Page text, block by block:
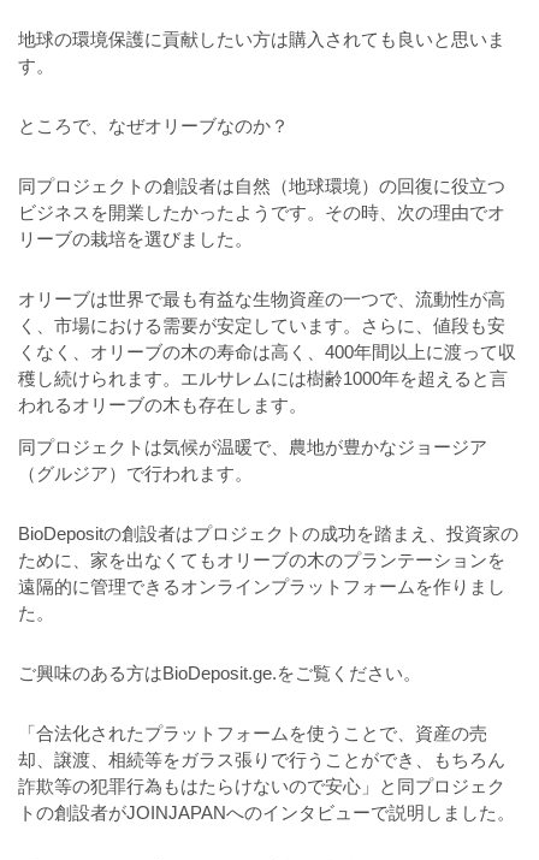
地球の環境保護に貢献したい方は購入されても良いと思いま
す。
ところで、なぜオリーブなのか？
同プロジェクトの創設者は自然（地球環境）の回復に役立つ
ビジネスを開業したかったようです。その時、次の理由でオ
リーブの栽培を選びました。
オリーブは世界で最も有益な生物資産の一つで、流動性が高
く、市場における需要が安定しています。さらに、値段も安
くなく、オリーブの木の寿命は高く、400年間以上に渡って収
穫し続けられます。エルサレムには樹齢1000年を超えると言
われるオリーブの木も存在します。
同プロジェクトは気候が温暖で、農地が豊かなジョージア
（グルジア）で行われます。
BioDepositの創設者はプロジェクトの成功を踏まえ、投資家の
ために、家を出なくてもオリーブの木のプランテーションを
遠隔的に管理できるオンラインプラットフォームを作りまし
た。
ご興味のある方はBioDeposit.ge.をご覧ください。
「合法化されたプラットフォームを使うことで、資産の売
却、譲渡、相続等をガラス張りで行うことができ、もちろん
詐欺等の犯罪行為もはたらけないので安心」と同プロジェク
トの創設者がJOINJAPANへのインタビューで説明しました。